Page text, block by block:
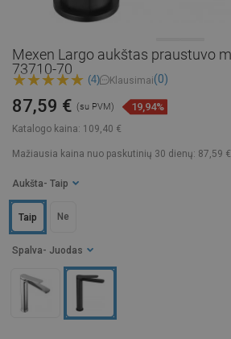
Mexen Largo aukštas praustuvo
73710-70
(4) Klausimai(0)
Katalogo kaina: 109,40 €
87,59 € (su PVM) 19,94%
Mažiausia kaina nuo paskutinių 30 dienų: 87,59 €
Spalva - Juodas
Aukšta - Taip
Ne
Taip